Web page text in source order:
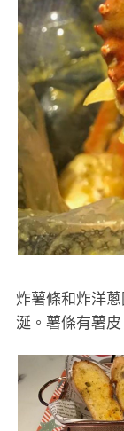
炸薯條和炸洋
涎。薯條有薯